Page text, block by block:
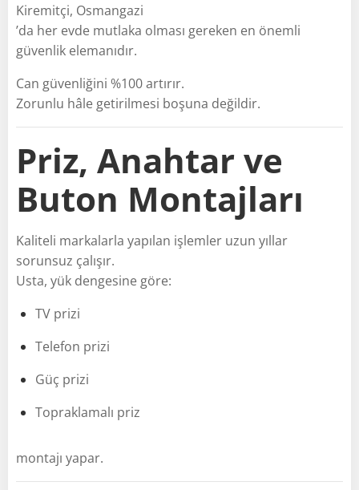
Kiremitçi, Osmangazi
’da her evde mutlaka olması gereken en önemli
güvenlik elemanıdır.
Can güvenliğini %100 artırır.
Zorunlu hâle getirilmesi boşuna değildir.
Priz, Anahtar ve
Buton Montajları
Kaliteli markalarla yapılan işlemler uzun yıllar
sorunsuz çalışır.
Usta, yük dengesine göre:
TV prizi
Telefon prizi
Güç prizi
Topraklamalı priz
montajı yapar.